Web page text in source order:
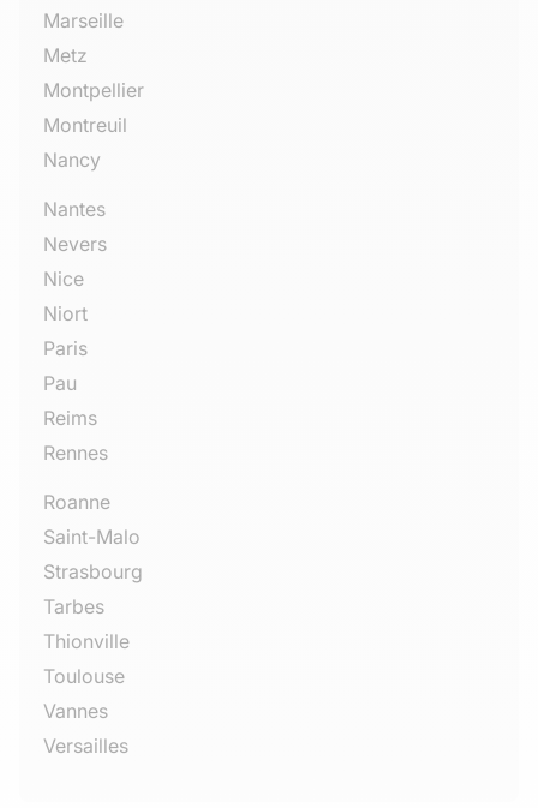
Marseille
Metz
Montpellier
Montreuil
Nancy
Nantes
Nevers
Nice
Niort
Paris
Pau
Reims
Rennes
Roanne
Saint-Malo
Strasbourg
Tarbes
Thionville
Toulouse
Vannes
Versailles